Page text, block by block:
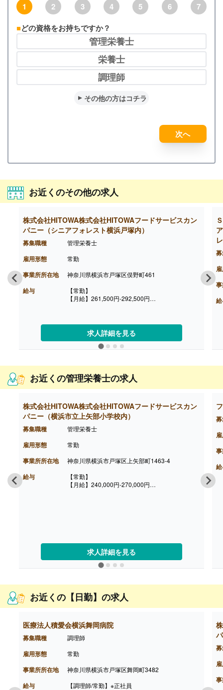
1
2 3 4 5 6
7
どの資格をお持ちですか？
管理栄養士
栄養士
調理師
その他の方はコチラ
次へ
お近くのその他の求人
株式会社HITOWA株式会社HITOWAフードサービスカン
パニー（シニアフォレスト横浜戸塚内）
募集職種 管理栄養士
雇用形態 常勤
事業所所在地 神奈川県横浜市戸塚区俣野町461
給与
【常勤】
【月給】261,500円-292,500円
※公共交通機関:上限30,000円/月
※マイカー通勤:片道2km以上（ガソリン代は規定
求人詳細を見る
お近くの管理栄養士の求人
株式会社HITOWA株式会社HITOWAフードサービスカン
パニー（横浜市立上矢部小学校内）
募集職種 管理栄養士
雇用形態 常勤
事業所所在地 神奈川県横浜市戸塚区上矢部町1463-4
給与
【常勤】
【月給】240,000円-270,000円
【退職金】あり（会社規定による）
求人詳細を見る
お近くの【日勤】の求人
医療法人積愛会横浜舞岡病院
募集職種 調理師
雇用形態 常勤
事業所所在地 神奈川県横浜市戸塚区舞岡町3482
給与
【調理師/常勤】※正社員